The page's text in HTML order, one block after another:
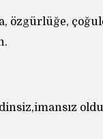
özgürlüğe,